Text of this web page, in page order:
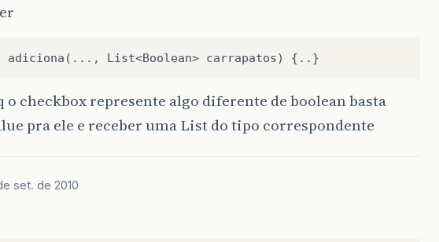
o checkbox represente algo diferente de boolean basta
pra ele e receber uma List do tipo correspondente
set. de 2010